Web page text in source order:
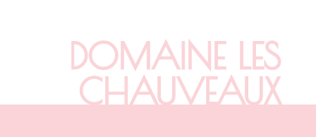
DOMAINE LES
CHAUVEAUX